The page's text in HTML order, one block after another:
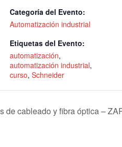
Categoría del Evento:
Automatización industrial
Etiquetas del Evento:
automatización,
automatización industrial,
curso, Schneider
de cableado y fibra óptica –